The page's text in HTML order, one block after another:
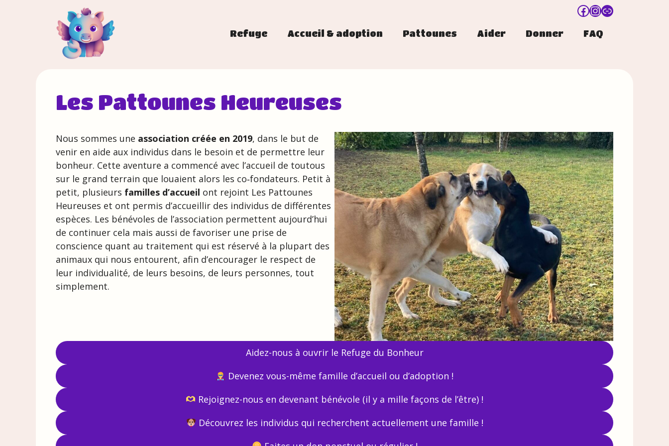
Facebook
Instagram
Lien
Refuge Accueil & adoption Pattounes Aider Donner FAQ
Les Pattounes Heureuses
Nous sommes une association créée en 2019, dans le but de
venir en aide aux individus dans le besoin et de permettre leur
bonheur. Cette aventure a commencé avec l’accueil de toutous
sur le grand terrain que louaient alors les co‑fondateurs. Petit à
petit, plusieurs familles d’accueil ont rejoint Les Pattounes
Heureuses et ont permis d’accueillir des individus de différentes
espèces. Les bénévoles de l’association permettent aujourd’hui
de continuer cela mais aussi de favoriser une prise de
conscience quant au traitement qui est réservé à la plupart des
animaux qui nous entourent, afin d’encourager le respect de
leur individualité, de leurs besoins, de leurs personnes, tout
simplement.
Aidez-nous à ouvrir le Refuge du Bonheur
Devenez vous-même famille d’accueil ou d’adoption !
Rejoignez-nous en devenant bénévole (il y a mille façons de l’être) !
Découvrez les individus qui recherchent actuellement une famille !